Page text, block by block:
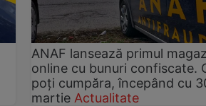
ANAF lansează primul
online cu bunuri confiscate.
poți cumpăra, începând cu
martie Actualitate